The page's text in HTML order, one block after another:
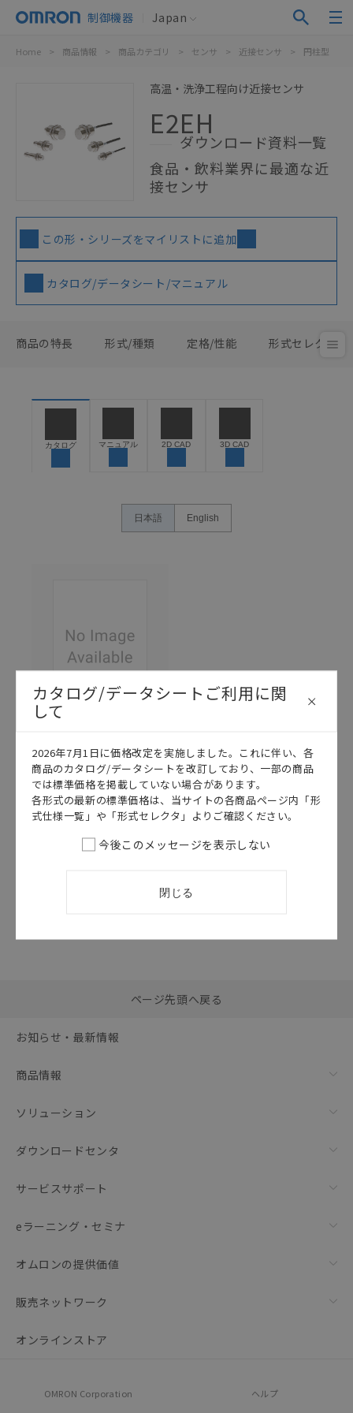
制御機器 Japan
Home > 商品情報 > 商品カテゴリ > センサ > 近接センサ > 円柱型
高温・洗浄工程向け近接センサ
E2EH
ダウンロード資料一覧
食品・飲料業界に最適な近
接センサ
この形・シリーズをマイリストに追加
カタログ/データシート/マニュアル
商品の特長 形式/種類 定格/性能 形式セレクタ
カタログ マニュアル 2D CAD 3D CAD
日本語 English
カタログ 日本語
E2EH
E2EH データシ
ート
括ダウンロード
ページ先頭へ戻る
お知らせ・最新情報
商品情報
ソリューション
ダウンロードセンタ
サービスサポート
eラーニング・セミナ
オムロンの提供価値
販売ネットワーク
オンラインストア
OMRON Corporation ヘルプ
カタログ/データシートご利用に関
して
2026年7月1日に価格改定を実施しました。これに伴い、各
商品のカタログ/データシートを改訂しており、一部の商品
では標準価格を掲載していない場合があります。
各形式の最新の標準価格は、当サイトの各商品ページ内「形
式仕様一覧」や「形式セレクタ」よりご確認ください。
今後このメッセージを表示しない
閉じる